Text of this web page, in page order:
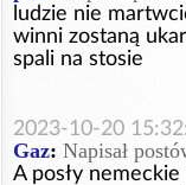
ludzie nie
winni zostaną
spali na stosie
2023-10-20
Gaz: Napisał
A posły